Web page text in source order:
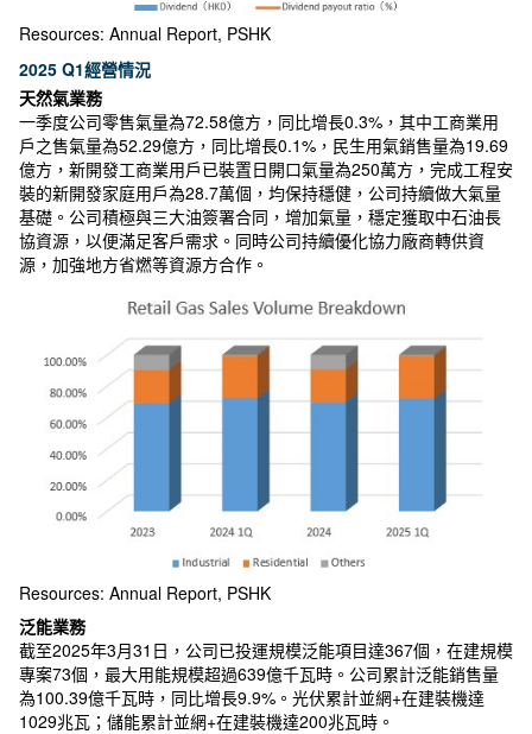
Resources: Annual Report, PSHK
2025 Q1經營情況
天然氣業務
一季度公司零售氣量為72.58億方，同比增長0.3%，其中工商業用
戶之售氣量為52.29億方，同比增長0.1%，民生用氣銷售量為19.69
億方，新開發工商業用戶已裝置日開口氣量為250萬方，完成工程安
裝的新開發家庭用戶為28.7萬個，均保持穩健，公司持續做大氣量
基礎。公司積極與三大油簽署合同，增加氣量，穩定獲取中石油長
協資源，以便滿足客戶需求。同時公司持續優化協力廠商轉供資
源，加強地方省燃等資源方合作。
Resources: Annual Report, PSHK
泛能業務
截至2025年3月31日，公司已投運規模泛能項目達367個，在建規模
專案73個，最大用能規模超過639億千瓦時。公司累計泛能銷售量
為100.39億千瓦時，同比增長9.9%。光伏累計並網+在建裝機達
1029兆瓦；儲能累計並網+在建裝機達200兆瓦時。